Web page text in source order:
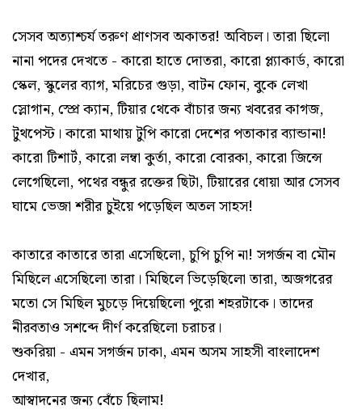
সেসব অত্যাশ্চর্য তরুণ প্রাণসব অকাতর! অবিচল। তারা ছিলো
নানা পদের দেখতে - কারো হাতে দোতরা, কারো প্ল্যাকার্ড, কারো
স্কেল, স্কুলের ব্যাগ, মরিচের গুড়া, বাটন ফোন, বুকে লেখা
স্লোগান, স্প্রে ক্যান, টিয়ার থেকে বাঁচার জন্য খবরের কাগজ,
টুথপেস্ট। কারো মাথায় টুপি কারো দেশের পতাকার ব্যান্ডানা!
কারো টিশার্ট, কারো লম্বা কুর্তা, কারো বোরকা, কারো জিন্সে
লেগেছিলো, পথের বন্ধুর রক্তের ছিটা, টিয়ারের ধোয়া আর সেসব
ঘামে ভেজা শরীর চুইয়ে পড়েছিল অতল সাহস!
কাতারে কাতারে তারা এসেছিলো, চুপি চুপি না! সগর্জন বা মৌন
মিছিলে এসেছিলো তারা। মিছিলে ভিড়েছিলো তারা, অজগরের
মতো সে মিছিল মুচড়ে দিয়েছিলো পুরো শহরটাকে। তাদের
নীরবতাও সশব্দে দীর্ণ করেছিলো চরাচর।
শুকরিয়া - এমন সগর্জন ঢাকা, এমন অসম সাহসী বাংলাদেশ
দেখার,
আস্বাদনের জন্য বেঁচে ছিলাম!